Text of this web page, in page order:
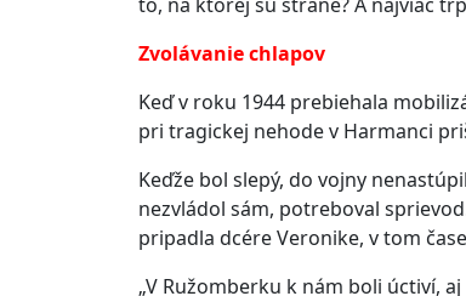
Zvolávanie chlapov
Keď v roku 1944 prebiehala
pri tragickej nehode v Harmanci
Keďže bol slepý, do vojny
nezvládol sám, potreboval
pripadla dcére Veronike, v tom
„V Ružomberku k nám boli úctiví,